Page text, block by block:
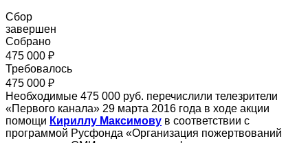
Сбор
завершен
Собрано
475 000 ₽
Требовалось
475 000 ₽
Необходимые 475 000 руб. перечислили телезрители
«Первого канала» 29 марта 2016 года в ходе акции
помощи Кириллу Максимову в соответствии с
программой Русфонда «Организация пожертвований